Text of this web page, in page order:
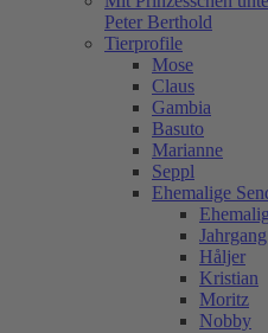
Peter Berthold
Tierprofile
Mose
Claus
Gambia
Basuto
Marianne
Seppl
Ehemalige
Håljer
Kristian
Moritz
Nobby